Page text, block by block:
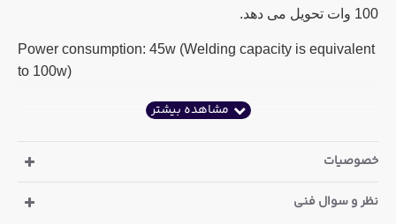
100 وات تحویل می دهد.
Power consumption: 45w (Welding capacity is equivalent
to 100w)
خصوصیات
نظر و سوال فنی